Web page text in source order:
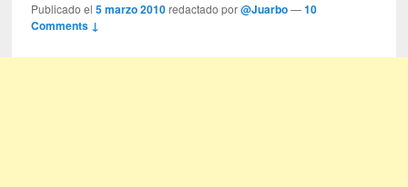
Publicado el5 marzo 2010 redactado por@Juarbo —10
Comments ↓